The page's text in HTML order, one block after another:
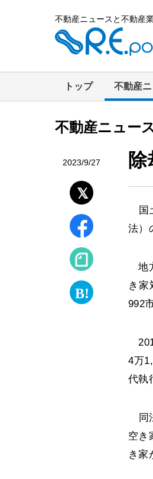
不動産ニュースと不動産
トップ 不動産
不動産ニュー
2023/9/27
国
法）
地
き家
992
4万
代執
同
空き
き家